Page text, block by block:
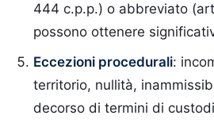
444 c.p.p.) o abbreviato
possono ottenere
Eccezioni procedurali:
territorio, nullità,
decorso di termini di